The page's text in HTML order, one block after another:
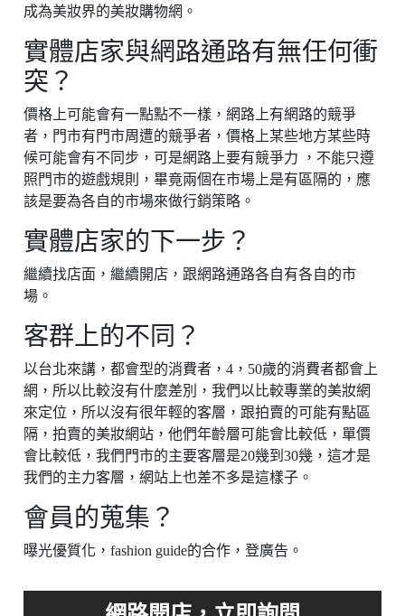
成為美妝界的美妝購物網。
實體店家與網路通路有無任何衝
突？
價格上可能會有一點點不一樣，網路上有網路的競爭
者，門市有門市周遭的競爭者，價格上某些地方某些時
候可能會有不同步，可是網路上要有競爭力 ，不能只遵
照門市的遊戲規則，畢竟兩個在市場上是有區隔的，應
該是要為各自的市場來做行銷策略。
實體店家的下一步？
繼續找店面，繼續開店，跟網路通路各自有各自的市
場。
客群上的不同？
以台北來講，都會型的消費者，4，50歲的消費者都會上
網，所以比較沒有什麼差別，我們以比較專業的美妝網
來定位，所以沒有很年輕的客層，跟拍賣的可能有點區
隔，拍賣的美妝網站，他們年齡層可能會比較低，單價
會比較低，我們門市的主要客層是20幾到30幾，這才是
我們的主力客層，網站上也差不多是這樣子。
會員的蒐集？
曝光優質化，fashion guide的合作，登廣告。